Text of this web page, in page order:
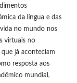
da língua e das
no mundo nos
virtuais no
já aconteciam
resposta aos
mundial,